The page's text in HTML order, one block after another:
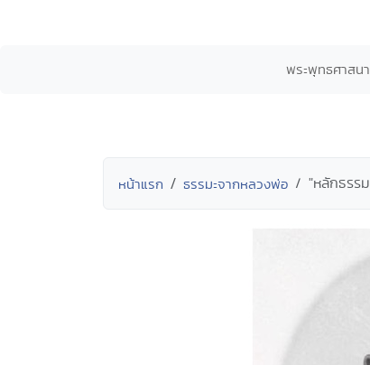
พระพุทธศาสนา
หน้าแรก ธรรมะจากหลวงพ่อ "หลักธรร